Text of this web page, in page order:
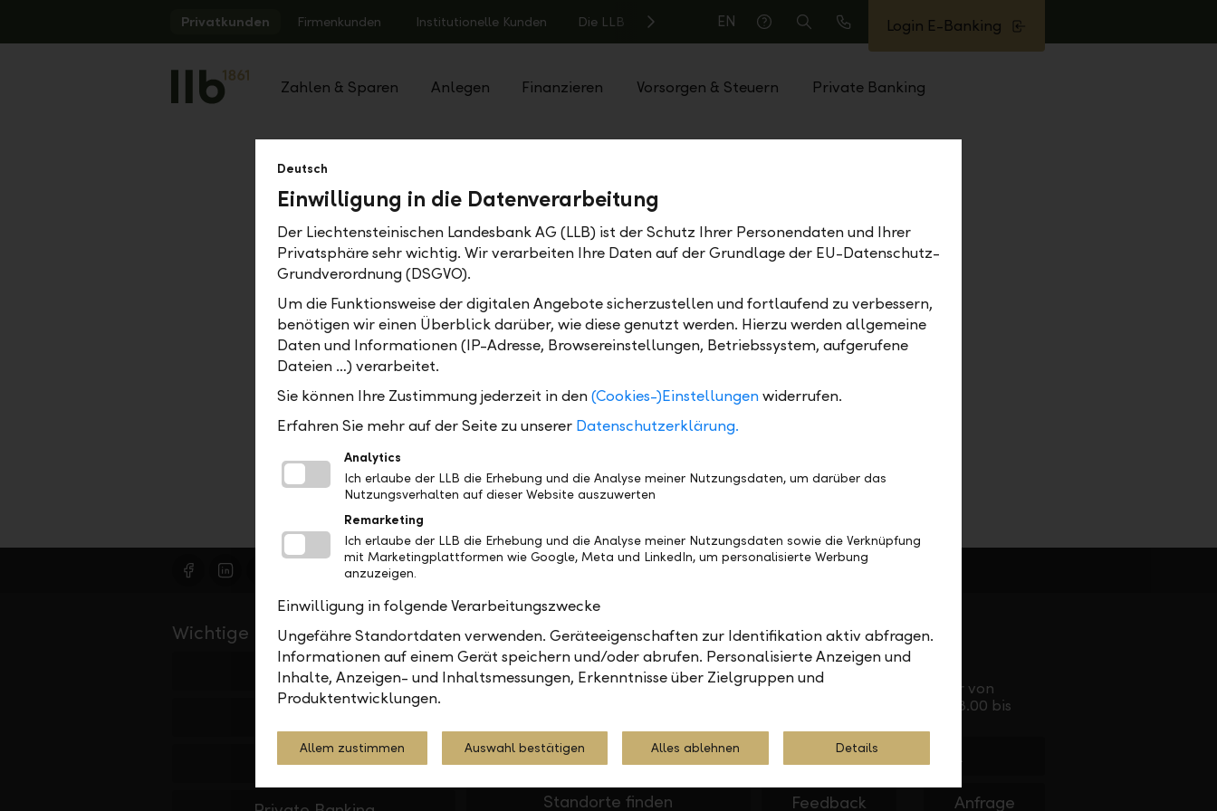
Privatkunden Firmenkunden Institutionelle Kunden Die LLB
EN
Hilfe
Suche
Anrufen
Login E-Banking
Zahlen & Sparen Anlegen Finanzieren Vorsorgen & Steuern Private Banking
Teilen
Gerne für Sie da
Service Direkt
Telefonisch erreichbar von
Montag bis Freitag, 08.00 bis
+423 236 88 11
Feedback Anfrage
In Ihrer Nähe
Standorte finden
Wichtige Links
Private
Institutionelle
Deutsch
Einwilligung in die Datenverarbeitung
Der Liechtensteinischen Landesbank AG (LLB) ist der Schutz Ihrer Personendaten und Ihrer
Privatsphäre sehr wichtig. Wir verarbeiten Ihre Daten auf der Grundlage der EU-Datenschutz-
Grundverordnung (DSGVO).
Um die Funktionsweise der digitalen Angebote sicherzustellen und fortlaufend zu verbessern,
benötigen wir einen Überblick darüber, wie diese genutzt werden. Hierzu werden allgemeine
Daten und Informationen (IP-Adresse, Browsereinstellungen, Betriebssystem, aufgerufene
Dateien …) verarbeitet.
Sie können Ihre Zustimmung jederzeit in den(Cookies-)Einstellungenwiderrufen.
Erfahren Sie mehr auf der Seite zu unserer Datenschutzerklärung.
Analytics
Ich erlaube der LLB die Erhebung und die Analyse meiner Nutzungsdaten, um darüber das
Nutzungsverhalten auf dieser Website auszuwerten
Remarketing
Ich erlaube der LLB die Erhebung und die Analyse meiner Nutzungsdaten sowie die Verknüpfung
mit Marketingplattformen wie Google, Meta und LinkedIn, um personalisierte Werbung
anzuzeigen.
Einwilligung in folgende Verarbeitungszwecke
Ungefähre Standortdaten verwenden. Geräteeigenschaften zur Identifikation aktiv abfragen.
Informationen auf einem Gerät speichern und/oder abrufen. Personalisierte Anzeigen und
Inhalte, Anzeigen- und Inhaltsmessungen, Erkenntnisse über Zielgruppen und
Produktentwicklungen.
Allem zustimmen Auswahl bestätigen Alles ablehnen Details